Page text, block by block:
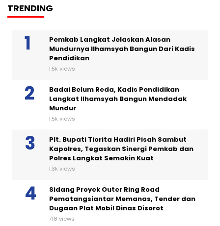
TRENDING
Pemkab Langkat Jelaskan Alasan
Mundurnya Ilhamsyah Bangun Dari Kadis
Pendidikan
1.5k views
Badai Belum Reda, Kadis Pendidikan
Langkat Ilhamsyah Bangun Mendadak
Mundur
1.5k views
Plt. Bupati Tiorita Hadiri Pisah Sambut
Kapolres, Tegaskan Sinergi Pemkab dan
Polres Langkat Semakin Kuat
1.3k views
Sidang Proyek Outer Ring Road
Pematangsiantar Memanas, Tender dan
Dugaan Plat Mobil Dinas Disorot
718 views